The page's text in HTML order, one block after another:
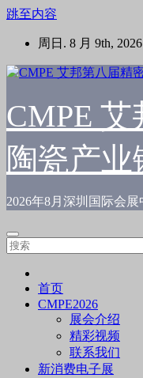
跳至内容
周日. 8 月 9th, 2026
CMPE
陶瓷产
2026年8月深圳国际会展
首页
CMPE2026
展会介绍
精彩视频
联系我们
新消费电子展